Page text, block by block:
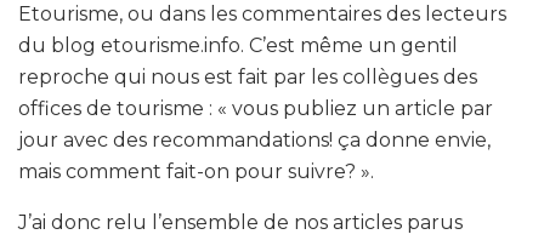
Etourisme, ou dans les commentaires des lecteurs
du blog etourisme.info. C’est même un gentil
reproche qui nous est fait par les collègues des
offices de tourisme : « vous publiez un article par
jour avec des recommandations! ça donne envie,
mais comment fait-on pour suivre? ».
J’ai donc relu l’ensemble de nos articles parus